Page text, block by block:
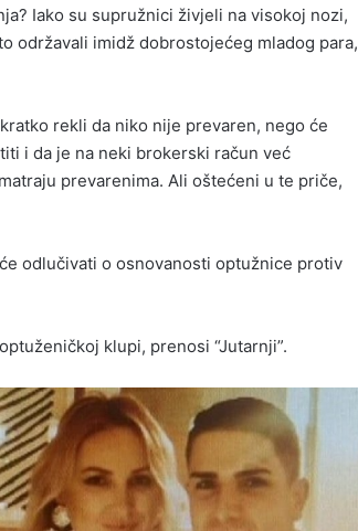
Iako su supružnici živjeli na visokoj nozi,
održavali imidž dobrostojećeg mladog para,
rekli da niko nije prevaren, nego će
i da je na neki brokerski račun već
prevarenima. Ali oštećeni u te priče,
odlučivati o osnovanosti optužnice protiv
klupi, prenosi “Jutarnji”.